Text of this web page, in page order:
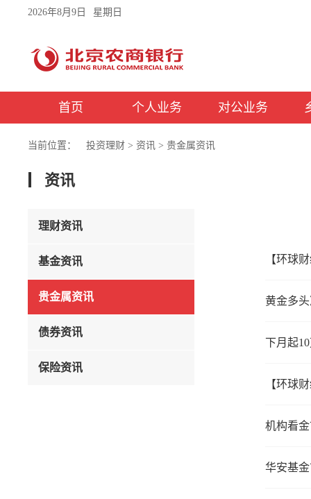
2026年8月9日 星期日
首页 个人业务 对公业务
当前位置： 投资理财 > 资讯 > 贵金属资讯
资讯
理财资讯
基金资讯
贵金属资讯
债券资讯
保险资讯
【环球
黄金多
下月起
【环球
机构看
华安基